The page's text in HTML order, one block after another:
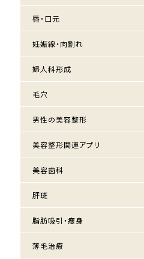
唇・口元
妊娠線・肉割れ
婦人科形成
毛穴
男性の美容整形
美容整形関連アプリ
美容歯科
肝斑
脂肪吸引・痩身
薄毛治療